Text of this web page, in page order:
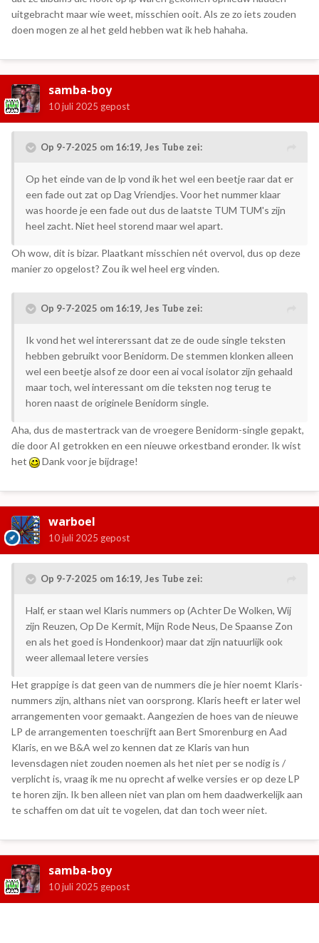
uitgebracht maar wie weet, misschien ooit. Als ze zo iets zouden
doen mogen ze al het geld hebben wat ik heb hahaha.
samba-boy
10 juli 2025 gepost
Op 9-7-2025 om 16:19, Jes Tube zei:
Op het einde van de lp vond ik het wel een beetje raar dat er
een fade out zat op Dag Vriendjes. Voor het nummer klaar
was hoorde je een fade out dus de laatste TUM TUM's zijn
heel zacht. Niet heel storend maar wel apart.
Oh wow, dit is bizar. Plaatkant misschien nét overvol, dus op deze
manier zo opgelost? Zou ik wel heel erg vinden.
Op 9-7-2025 om 16:19, Jes Tube zei:
Ik vond het wel intererssant dat ze de oude single teksten
hebben gebruikt voor Benidorm. De stemmen klonken alleen
wel een beetje alsof ze door een ai vocal isolator zijn gehaald
maar toch, wel interessant om die teksten nog terug te
horen naast de originele Benidorm single.
Aha, dus de mastertrack van de vroegere Benidorm-single gepakt,
die door AI getrokken en een nieuwe orkestband eronder. Ik wist
het
Dank voor je bijdrage!
warboel
10 juli 2025 gepost
Op 9-7-2025 om 16:19, Jes Tube zei:
Half, er staan wel Klaris nummers op (Achter De Wolken, Wij
zijn Reuzen, Op De Kermit, Mijn Rode Neus, De Spaanse Zon
en als het goed is Hondenkoor) maar dat zijn natuurlijk ook
weer allemaal letere versies
Het grappige is dat geen van de nummers die je hier noemt Klaris-
nummers zijn, althans niet van oorsprong. Klaris heeft er later wel
arrangementen voor gemaakt. Aangezien de hoes van de nieuwe
LP de arrangementen toeschrijft aan Bert Smorenburg en Aad
Klaris, en we B&A wel zo kennen dat ze Klaris van hun
levensdagen niet zouden noemen als het niet per se nodig is /
verplicht is, vraag ik me nu oprecht af welke versies er op deze LP
te horen zijn. Ik ben alleen niet van plan om hem daadwerkelijk aan
te schaffen om dat uit te vogelen, dat dan toch weer niet.
samba-boy
10 juli 2025 gepost